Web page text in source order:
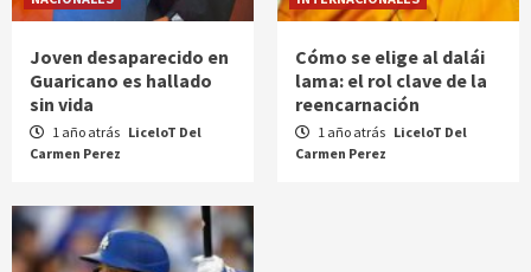
Joven desaparecido en
Guaricano es hallado
sin vida
1 año atrás LiceloT Del
Carmen Perez
Cómo se elige al dalái
lama: el rol clave de la
reencarnación
1 año atrás LiceloT Del
Carmen Perez